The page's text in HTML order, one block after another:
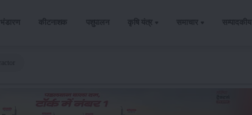
भंडारण कीटनाशक पशुपालन कृषि यंत्र समाचार सम्पादकीय